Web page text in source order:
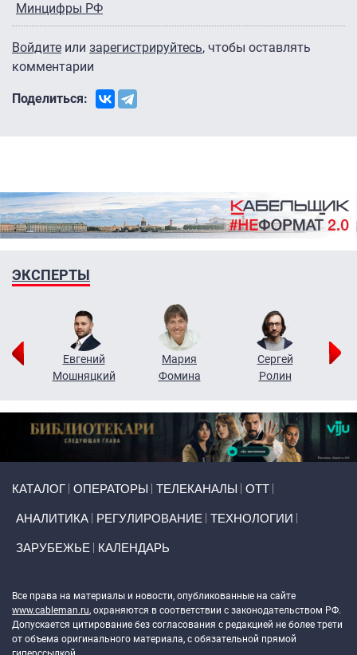
Минцифры РФ
Войдите или зарегистрируйтесь, чтобы оставлять
комментарии
Поделиться:
ЭКСПЕРТЫ
Евгений
Мошняцкий
Мария
Фомина
Сергей
Ролин
КАТАЛОГ ОПЕРАТОРЫ ТЕЛЕКАНАЛЫ ОТТ
АНАЛИТИКА РЕГУЛИРОВАНИЕ ТЕХНОЛОГИИ
ЗАРУБЕЖЬЕ КАЛЕНДАРЬ
Все права на материалы и новости, опубликованные на сайте
www.cableman.ru, охраняются в соответствии с законодательством РФ.
Допускается цитирование без согласования с редакцией не более трети
от объема оригинального материала, с обязательной прямой